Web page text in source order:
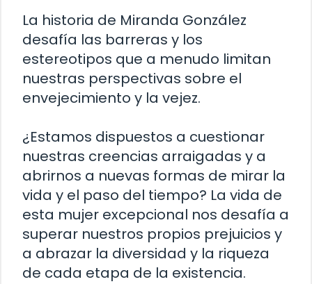
La historia de Miranda González
desafía las barreras y los
estereotipos que a menudo limitan
nuestras perspectivas sobre el
envejecimiento y la vejez.
¿Estamos dispuestos a cuestionar
nuestras creencias arraigadas y a
abrirnos a nuevas formas de mirar la
vida y el paso del tiempo? La vida de
esta mujer excepcional nos desafía a
superar nuestros propios prejuicios y
a abrazar la diversidad y la riqueza
de cada etapa de la existencia.